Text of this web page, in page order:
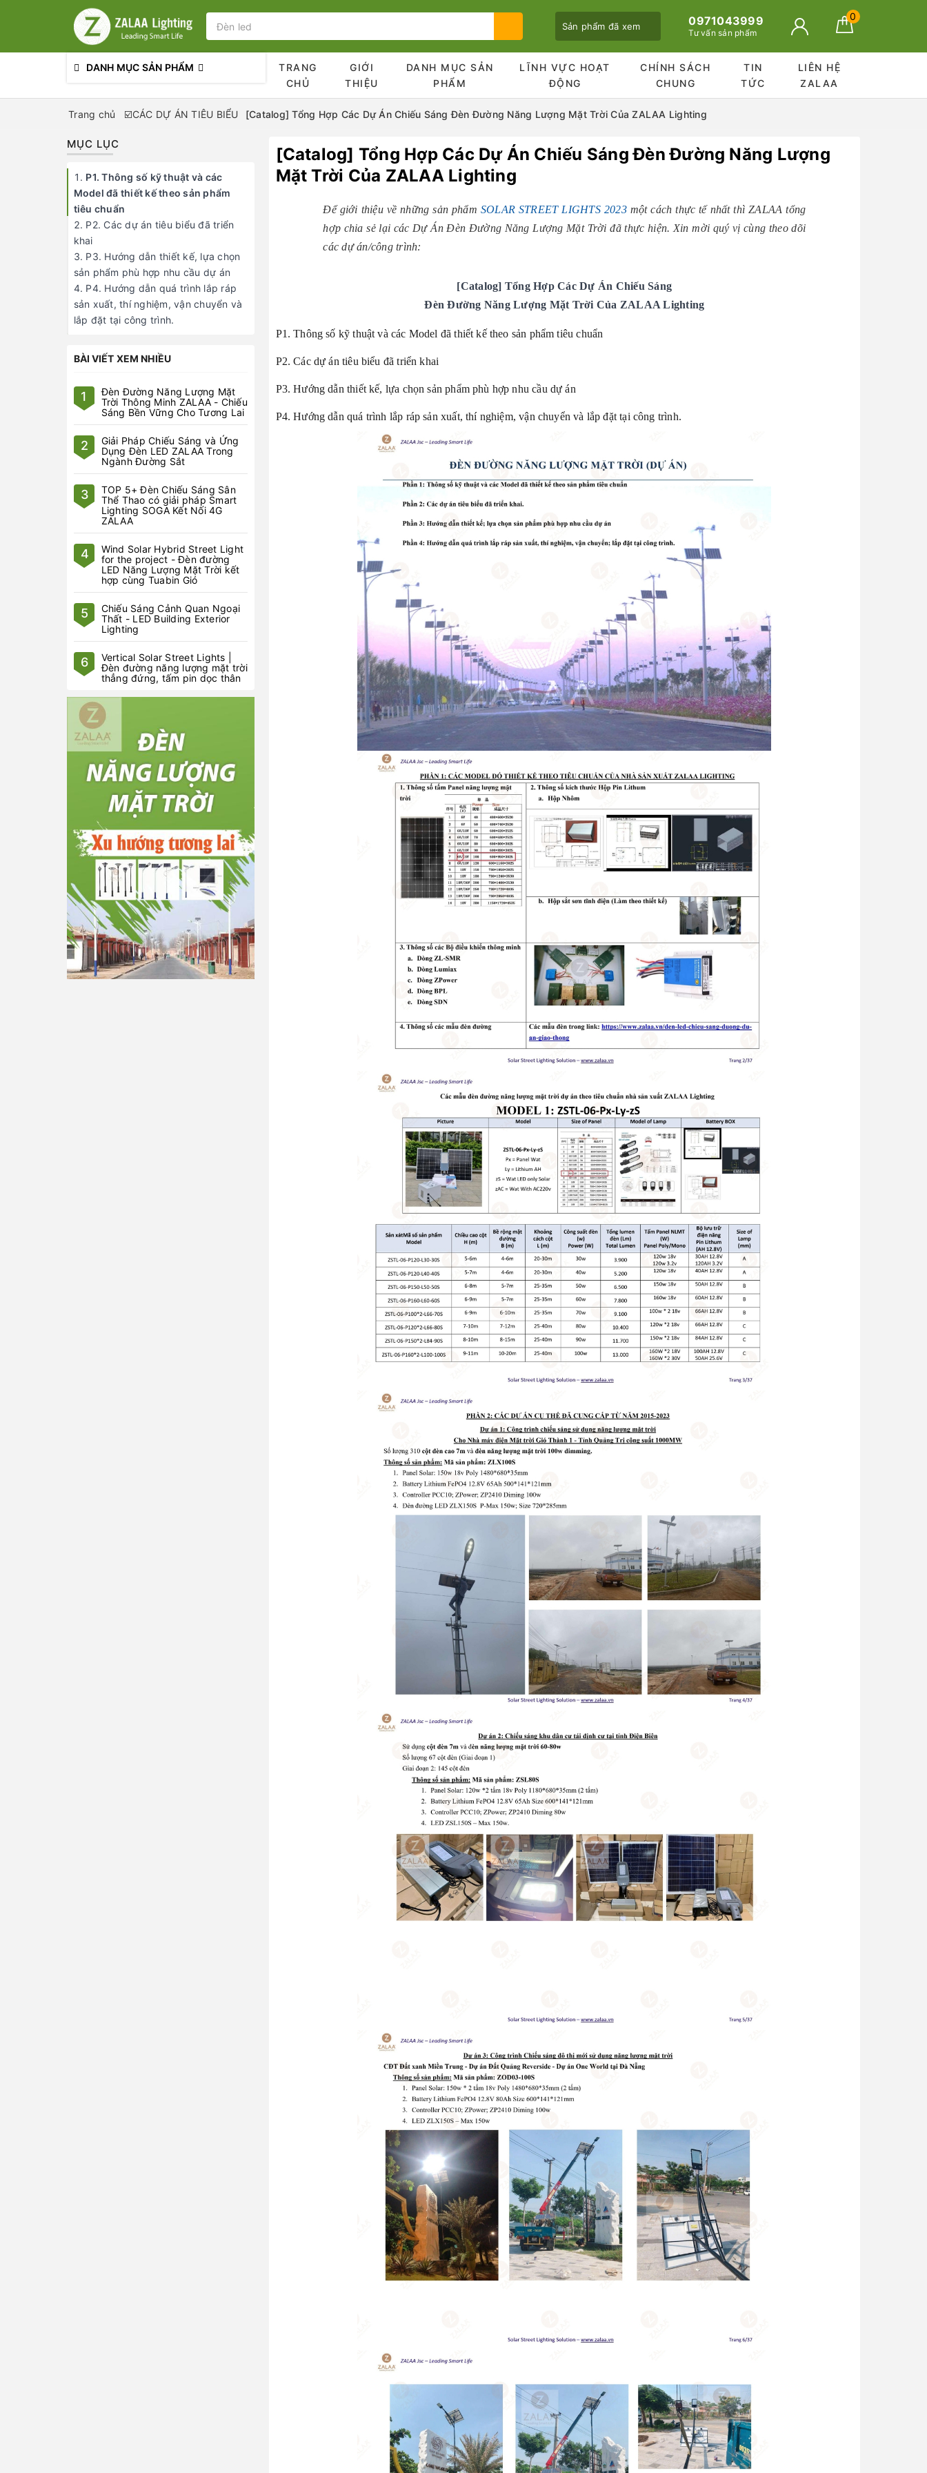
Sản phẩm đã xem
Bạn chưa xem sản phẩm nào
0971043999
Tư vấn sản phẩm
0
DANH MỤC SẢN PHẨM
TRANG
CHỦ
GIỚI
THIỆU
DANH MỤC SẢN
PHẨM
LĨNH VỰC HOẠT
ĐỘNG
CHÍNH SÁCH
CHUNG
TIN
TỨC
LIÊN HỆ
ZALAA
Trang chủ ☑️CÁC DỰ ÁN TIÊU BIỂU [Catalog] Tổng Hợp Các Dự Án Chiếu Sáng Đèn Đường Năng Lượng Mặt Trời Của ZALAA Lighting
[Catalog] Tổng Hợp Các Dự Án Chiếu Sáng Đèn Đường Năng Lượng
Mặt Trời Của ZALAA Lighting
Để giới thiệu về những sản phẩm SOLAR STREET LIGHTS 2023một cách thực tế nhất thì ZALAA tổng
hợp chia sẻ lại các Dự Án Đèn Đường Năng Lượng Mặt Trời đã thực hiện. Xin mời quý vị cùng theo dõi
các dự án/công trình:
[Catalog] Tổng Hợp Các Dự Án Chiếu Sáng
Đèn Đường Năng Lượng Mặt Trời Của ZALAA Lighting
P1. Thông số kỹ thuật và các Model đã thiết kế theo sản phẩm tiêu chuẩn
P2. Các dự án tiêu biểu đã triển khai
P3. Hướng dẫn thiết kế, lựa chọn sản phẩm phù hợp nhu cầu dự án
P4. Hướng dẫn quá trình lắp ráp sản xuất, thí nghiệm, vận chuyển và lắp đặt tại công trình.
MỤC LỤC
P1. Thông số kỹ thuật và các
Model đã thiết kế theo sản phẩm
tiêu chuẩn
P2. Các dự án tiêu biểu đã triển
khai
P3. Hướng dẫn thiết kế, lựa chọn
sản phẩm phù hợp nhu cầu dự án
P4. Hướng dẫn quá trình lắp ráp
sản xuất, thí nghiệm, vận chuyển và
lắp đặt tại công trình.
BÀI VIẾT XEM NHIỀU
1
Đèn Đường Năng Lượng Mặt
Trời Thông Minh ZALAA - Chiếu
Sáng Bền Vững Cho Tương Lai
2
Giải Pháp Chiếu Sáng và Ứng
Dụng Đèn LED ZALAA Trong
Ngành Đường Sắt
3
TOP 5+ Đèn Chiếu Sáng Sân
Thể Thao có giải pháp Smart
Lighting SOGA Kết Nối 4G
ZALAA
4
Wind Solar Hybrid Street Light
for the project - Đèn đường
LED Năng Lượng Mặt Trời kết
hợp cùng Tuabin Gió
5
Chiếu Sáng Cảnh Quan Ngoại
Thất - LED Building Exterior
Lighting
6
Vertical Solar Street Lights |
Đèn đường năng lượng mặt trời
thẳng đứng, tấm pin dọc thân